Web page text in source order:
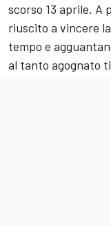
scorso 13 aprile. A
riuscito a vincere
tempo e
al tanto agognato